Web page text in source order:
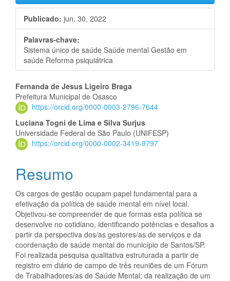
Publicado: jun. 30, 2022
Palavras-chave:
Sistema único de saúde Saúde mental Gestão em
saúde Reforma psiquiátrica
Conteúdo
do
artigo
principal
Fernanda de Jesus Ligeiro Braga
Prefeitura Municipal de Osasco
https://orcid.org/0000-0003-2796-7644
Luciana Togni de Lima e Silva Surjus
Universidade Federal de São Paulo (UNIFESP)
https://orcid.org/0000-0002-3419-9797
Resumo
Os cargos de gestão ocupam papel fundamental para a
efetivação da política de saúde mental em nível local.
Objetivou-se compreender de que formas esta política se
desenvolve no cotidiano, identificando potências e desafios a
partir da perspectiva dos/as gestores/as de serviços e da
coordenação de saúde mental do município de Santos/SP.
Foi realizada pesquisa qualitativa estruturada a partir de
registro em diário de campo de três reuniões de um Fórum
de Trabalhadores/as de Saúde Mental; da realização de um